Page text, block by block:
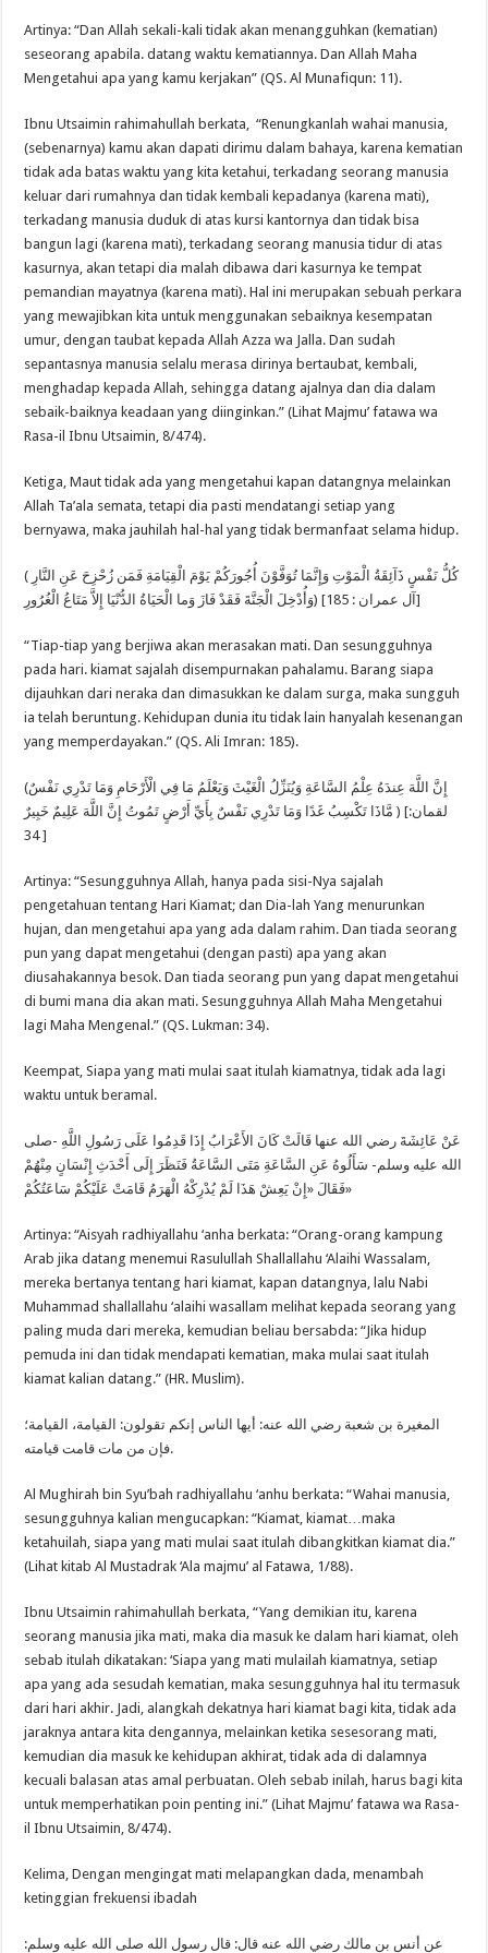
Artinya: “Dan Allah sekali-kali tidak akan menangguhkan (kematian)
seseorang apabila. datang waktu kematiannya. Dan Allah Maha
Mengetahui apa yang kamu kerjakan” (QS. Al Munafiqun: 11).
Ibnu Utsaimin rahimahullah berkata, “Renungkanlah wahai manusia,
(sebenarnya) kamu akan dapati dirimu dalam bahaya, karena kematian
tidak ada batas waktu yang kita ketahui, terkadang seorang manusia
keluar dari rumahnya dan tidak kembali kepadanya (karena mati),
terkadang manusia duduk di atas kursi kantornya dan tidak bisa
bangun lagi (karena mati), terkadang seorang manusia tidur di atas
kasurnya, akan tetapi dia malah dibawa dari kasurnya ke tempat
pemandian mayatnya (karena mati). Hal ini merupakan sebuah perkara
yang mewajibkan kita untuk menggunakan sebaiknya kesempatan
umur, dengan taubat kepada Allah Azza wa Jalla. Dan sudah
sepantasnya manusia selalu merasa dirinya bertaubat, kembali,
menghadap kepada Allah, sehingga datang ajalnya dan dia dalam
sebaik-baiknya keadaan yang diinginkan.” (Lihat Majmu’ fatawa wa
Rasa-il Ibnu Utsaimin, 8/474).
Ketiga, Maut tidak ada yang mengetahui kapan datangnya melainkan
Allah Ta’ala semata, tetapi dia pasti mendatangi setiap yang
bernyawa, maka jauhilah hal-hal yang tidak bermanfaat selama hidup.
( كُلُّ نَفْسٍ ذَآئِقَةُ الْمَوْتِ وَإِنَّمَا تُوَفَّوْنَ أُجُورَكُمْ يَوْمَ الْقِيَامَةِ فَمَن زُحْزِحَ عَنِ النَّارِ
وَأُدْخِلَ الْجَنَّةَ فَقَدْ فَازَ وَما الْحَيَاةُ الدُّنْيَا إِلاَّ مَتَاعُ الْغُرُورِ) [آل عمران : 185]
“Tiap-tiap yang berjiwa akan merasakan mati. Dan sesungguhnya
pada hari. kiamat sajalah disempurnakan pahalamu. Barang siapa
dijauhkan dari neraka dan dimasukkan ke dalam surga, maka sungguh
ia telah beruntung. Kehidupan dunia itu tidak lain hanyalah kesenangan
yang memperdayakan.” (QS. Ali Imran: 185).
(إِنَّ اللَّهَ عِندَهُ عِلْمُ السَّاعَةِ وَيُنَزِّلُ الْغَيْثَ وَيَعْلَمُ مَا فِي الْأَرْحَامِ وَمَا تَدْرِي نَفْسٌ
مَّاذَا تَكْسِبُ غَدًا وَمَا تَدْرِي نَفْسٌ بِأَيِّ أَرْضٍ تَمُوتُ إِنَّ اللَّهَ عَلِيمٌ خَبِيرٌ ) [لقمان:
34 ]
Artinya: “Sesungguhnya Allah, hanya pada sisi-Nya sajalah
pengetahuan tentang Hari Kiamat; dan Dia-lah Yang menurunkan
hujan, dan mengetahui apa yang ada dalam rahim. Dan tiada seorang
pun yang dapat mengetahui (dengan pasti) apa yang akan
diusahakannya besok. Dan tiada seorang pun yang dapat mengetahui
di bumi mana dia akan mati. Sesungguhnya Allah Maha Mengetahui
lagi Maha Mengenal.” (QS. Lukman: 34).
Keempat, Siapa yang mati mulai saat itulah kiamatnya, tidak ada lagi
waktu untuk beramal.
عَنْ عَائِشَةَ رضي الله عنها قَالَتْ كَانَ الأَعْرَابُ إِذَا قَدِمُوا عَلَى رَسُولِ اللَّهِ -صلى
الله عليه وسلم- سَأَلُوهُ عَنِ السَّاعَةِ مَتَى السَّاعَةُ فَنَظَرَ إِلَى أَحْدَثِ إِنْسَانٍ مِنْهُمْ
فَقَالَ «إِنْ يَعِشْ هَذَا لَمْ يُدْرِكْهُ الْهَرَمُ قَامَتْ عَلَيْكُمْ سَاعَتُكُمْ»
Artinya: “Aisyah radhiyallahu ‘anha berkata: “Orang-orang kampung
Arab jika datang menemui Rasulullah Shallallahu ‘Alaihi Wassalam,
mereka bertanya tentang hari kiamat, kapan datangnya, lalu Nabi
Muhammad shallallahu ‘alaihi wasallam melihat kepada seorang yang
paling muda dari mereka, kemudian beliau bersabda: “Jika hidup
pemuda ini dan tidak mendapati kematian, maka mulai saat itulah
kiamat kalian datang.” (HR. Muslim).
المغيرة بن شعبة رضي الله عنه: أيها الناس إنكم تقولون: القيامة، القيامة؛
فإن من مات قامت قيامته.
Al Mughirah bin Syu’bah radhiyallahu ‘anhu berkata: “Wahai manusia,
sesungguhnya kalian mengucapkan: “Kiamat, kiamat…maka
ketahuilah, siapa yang mati mulai saat itulah dibangkitkan kiamat dia.”
(Lihat kitab Al Mustadrak ‘Ala majmu’ al Fatawa, 1/88).
Ibnu Utsaimin rahimahullah berkata, “Yang demikian itu, karena
seorang manusia jika mati, maka dia masuk ke dalam hari kiamat, oleh
sebab itulah dikatakan: ‘Siapa yang mati mulailah kiamatnya, setiap
apa yang ada sesudah kematian, maka sesungguhnya hal itu termasuk
dari hari akhir. Jadi, alangkah dekatnya hari kiamat bagi kita, tidak ada
jaraknya antara kita dengannya, melainkan ketika sesesorang mati,
kemudian dia masuk ke kehidupan akhirat, tidak ada di dalamnya
kecuali balasan atas amal perbuatan. Oleh sebab inilah, harus bagi kita
untuk memperhatikan poin penting ini.” (Lihat Majmu’ fatawa wa Rasa-
il Ibnu Utsaimin, 8/474).
Kelima, Dengan mengingat mati melapangkan dada, menambah
ketinggian frekuensi ibadah
عن أنس بن مالك رضي الله عنه قال: قال رسول الله صلى الله عليه وسلم: